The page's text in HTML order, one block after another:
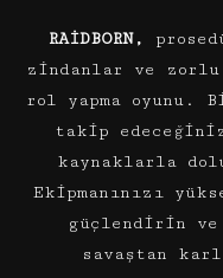
RAİDBORN,
zindanlar ve
rol yapma oyunu.
takip
kaynaklarla
Ekipmanınızı
güçlendirin
savaştan